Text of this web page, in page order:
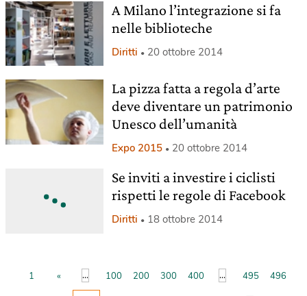
A Milano l’integrazione si fa
nelle biblioteche
Diritti 20 ottobre 2014
La pizza fatta a regola d’arte
deve diventare un patrimonio
Unesco dell’umanità
Expo 2015 20 ottobre 2014
Se inviti a investire i ciclisti
rispetti le regole di Facebook
Diritti 18 ottobre 2014
1 « ... 100 200 300 400 ... 495 496